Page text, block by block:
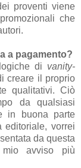
proventi viene
che
a pagamento?
di vanity-
creare il proprio
qualitativi. Ciò
da qualsiasi
in buona parte
vorrei
da questa
avviso più